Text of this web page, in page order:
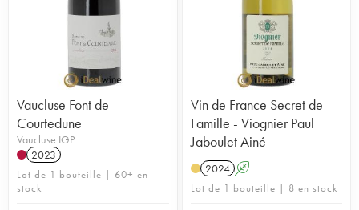
Vaucluse Font de
Courtedune
Vaucluse IGP
2023
Lot de 1 bouteille | 60+ en
stock
Vin de France Secret de
Famille - Viognier Paul
Jaboulet Ainé
2024 A
Lot de 1 bouteille | 8 en stock